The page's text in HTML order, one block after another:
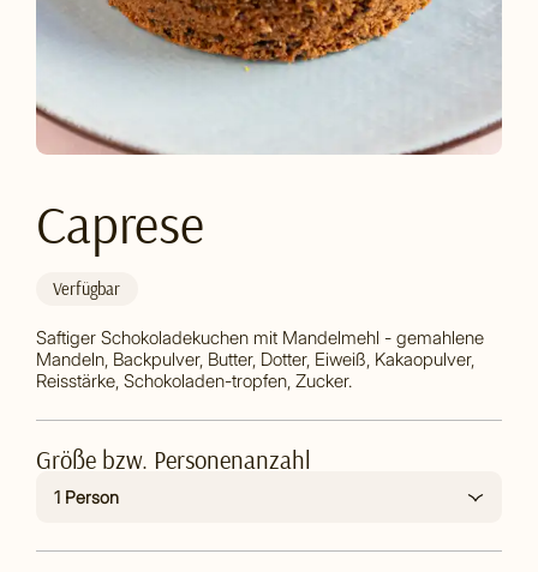
Caprese
Verfügbar
Saftiger Schokoladekuchen mit Mandelmehl - gemahlene
Mandeln, Backpulver, Butter, Dotter, Eiweiß, Kakaopulver,
Reisstärke, Schokoladen-tropfen, Zucker.
Größe bzw. Personenanzahl
1 Person